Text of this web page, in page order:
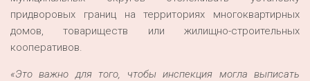
придворовых границ на территориях многоквартирных
домов, товариществ или жилищно-строительных
кооперативов.
«Это важно для того, чтобы инспекция могла выписать